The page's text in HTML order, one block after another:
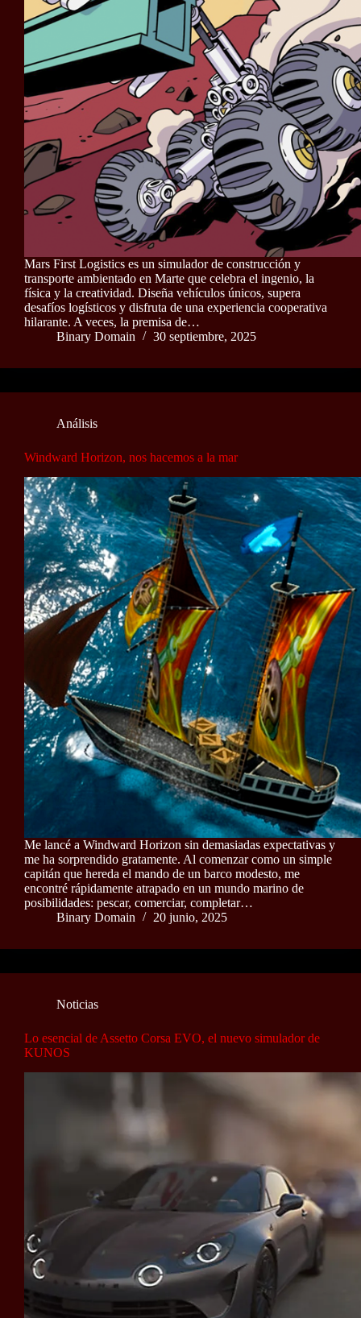
Mars First Logistics es un simulador de construcción y
transporte ambientado en Marte que celebra el ingenio, la
física y la creatividad. Diseña vehículos únicos, supera
desafíos logísticos y disfruta de una experiencia cooperativa
hilarante. A veces, la premisa de…
Binary Domain
30 septiembre, 2025
Análisis
Windward Horizon, nos hacemos a la mar
Me lancé a Windward Horizon sin demasiadas expectativas y
me ha sorprendido gratamente. Al comenzar como un simple
capitán que hereda el mando de un barco modesto, me
encontré rápidamente atrapado en un mundo marino de
posibilidades: pescar, comerciar, completar…
Binary Domain
20 junio, 2025
Noticias
Lo esencial de Assetto Corsa EVO, el nuevo simulador de
KUNOS